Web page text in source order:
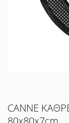
Μετάβαση
στην
CANNE